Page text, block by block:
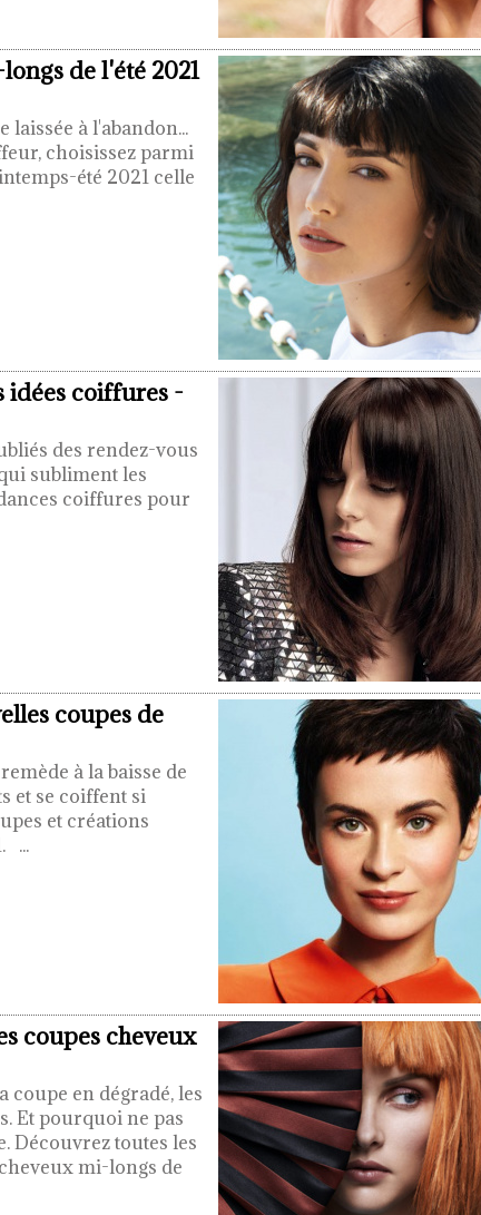
de l'été 2021
laissée à l'abandon...
choisissez parmi
été 2021 celle
idées coiffures -
des rendez-vous
subliment les
coiffures pour
coupes de
à la baisse de
et se coiffent si
et créations
...
coupes cheveux
coupe en dégradé, les
Et pourquoi ne pas
Découvrez toutes les
mi-longs de